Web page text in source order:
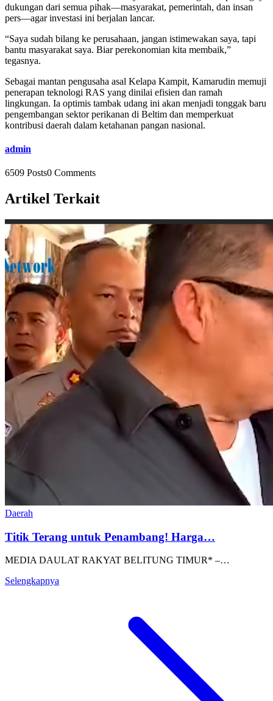
dukungan dari semua pihak—masyarakat, pemerintah, dan insan
pers—agar investasi ini berjalan lancar.
“Saya sudah bilang ke perusahaan, jangan istimewakan saya, tapi
bantu masyarakat saya. Biar perekonomian kita membaik,”
tegasnya.
Sebagai mantan pengusaha asal Kelapa Kampit, Kamarudin memuji
penerapan teknologi RAS yang dinilai efisien dan ramah
lingkungan. Ia optimis tambak udang ini akan menjadi tonggak baru
pengembangan sektor perikanan di Beltim dan memperkuat
kontribusi daerah dalam ketahanan pangan nasional.
admin
6509 Posts0 Comments
Artikel Terkait
Daerah
Titik Terang untuk Penambang! Harga…
MEDIA DAULAT RAKYAT BELITUNG TIMUR* –…
Selengkapnya